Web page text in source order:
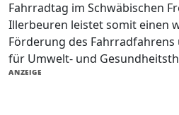
Fahrradtag im Schwäbischen
Illerbeuren leistet somit einen
Förderung des
für Umwelt- und
ANZEIGE